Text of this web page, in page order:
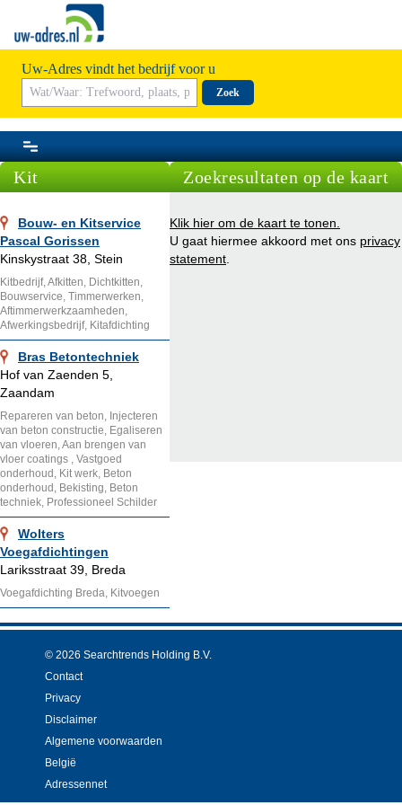
Uw-Adres vindt het bedrijf voor u
Zoek
Kit
Bouw- en Kitservice
Pascal Gorissen
Kinskystraat 38, Stein
Kitbedrijf, Afkitten, Dichtkitten,
Bouwservice, Timmerwerken,
Aftimmerwerkzaamheden,
Afwerkingsbedrijf, Kitafdichting
Bras Betontechniek
Hof van Zaenden 5,
Zaandam
Repareren van beton, Injecteren
van beton constructie, Egaliseren
van vloeren, Aan brengen van
vloer coatings , Vastgoed
onderhoud, Kit werk, Beton
onderhoud, Bekisting, Beton
techniek, Professioneel Schilder
Wolters
Voegafdichtingen
Lariksstraat 39, Breda
Voegafdichting Breda, Kitvoegen
Zoekresultaten op de kaart
Klik hier om de kaart te tonen.
U gaat hiermee akkoord met ons privacy
statement
© 2026 Searchtrends Holding B.V.
Contact
Privacy
Disclaimer
Algemene voorwaarden
België
Adressennet